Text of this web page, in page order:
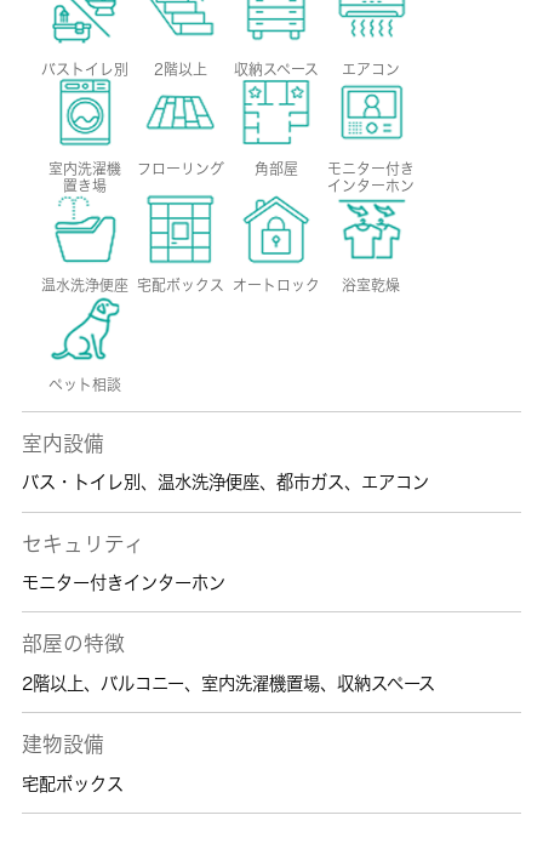
バストイレ別 2階以上 収納スペース エアコン
室内洗濯機
置き場
フローリング 角部屋
モニター付き
インターホン
温水洗浄便座 宅配ボックス オートロック 浴室乾燥
ペット相談
室内設備
バス・トイレ別 、 温水洗浄便座、 都市ガス、 エアコン
セキュリティ
モニター付きインターホン
部屋の特徴
2階以上、 バルコニー、 室内洗濯機置場、 収納スペース
建物設備
宅配ボックス